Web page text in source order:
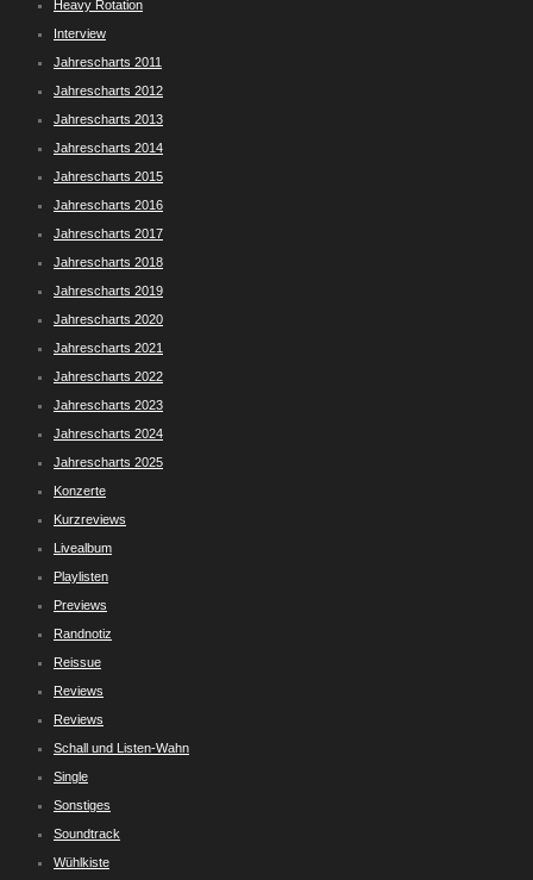
Heavy Rotation
Interview
Jahrescharts 2011
Jahrescharts 2012
Jahrescharts 2013
Jahrescharts 2014
Jahrescharts 2015
Jahrescharts 2016
Jahrescharts 2017
Jahrescharts 2018
Jahrescharts 2019
Jahrescharts 2020
Jahrescharts 2021
Jahrescharts 2022
Jahrescharts 2023
Jahrescharts 2024
Jahrescharts 2025
Konzerte
Kurzreviews
Livealbum
Playlisten
Previews
Randnotiz
Reissue
Reviews
Reviews
Schall und Listen-Wahn
Single
Sonstiges
Soundtrack
Wühlkiste